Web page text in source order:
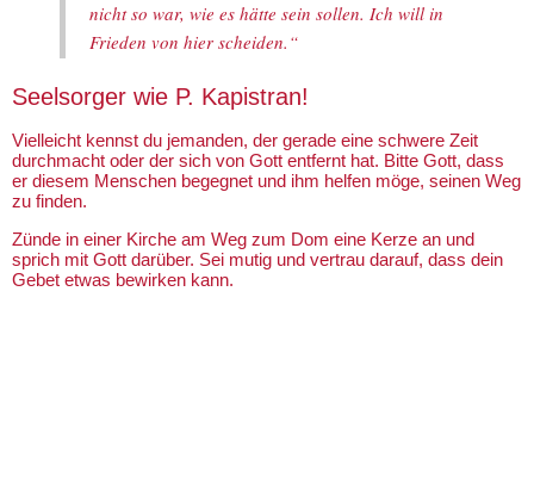
nicht so war, wie es hätte sein sollen. Ich will in
Frieden von hier scheiden.“
Seelsorger wie P. Kapistran!
Vielleicht kennst du jemanden, der gerade eine schwere Zeit
durchmacht oder der sich von Gott entfernt hat. Bitte Gott, dass
er diesem Menschen begegnet und ihm helfen möge, seinen Weg
zu finden.
Zünde in einer Kirche am Weg zum Dom eine Kerze an und
sprich mit Gott darüber. Sei mutig und vertrau darauf, dass dein
Gebet etwas bewirken kann.